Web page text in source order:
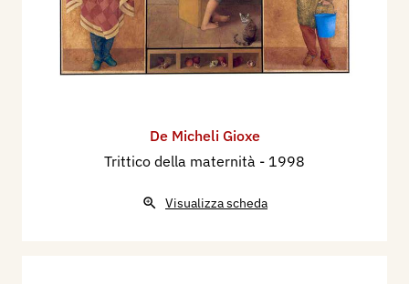
De Micheli Gioxe
Trittico della maternità - 1998
Visualizza scheda